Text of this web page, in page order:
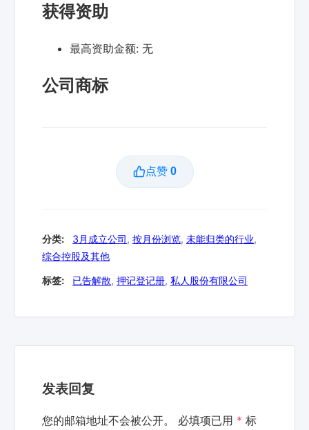
获得资助
最高资助金额: 无
公司商标
点赞 0
分类: 3月成立公司, 按月份浏览, 未能归类的行业,
综合控股及其他
标签: 已告解散, 押记登记册, 私人股份有限公司
发表回复
您的邮箱地址不会被公开。 必填项已用 * 标